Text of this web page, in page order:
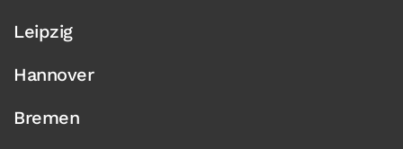
Leipzig
Hannover
Bremen